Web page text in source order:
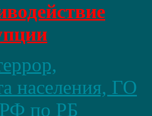
населения, ГО
по РБ